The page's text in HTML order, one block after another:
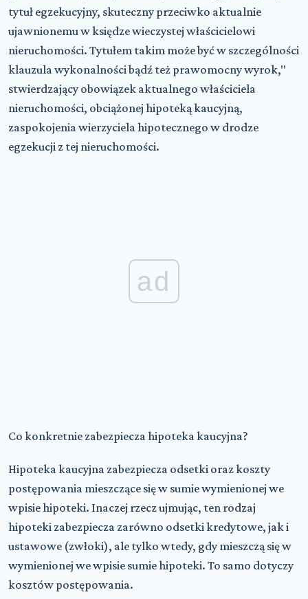
tytuł egzekucyjny, skuteczny przeciwko aktualnie
ujawnionemu w księdze wieczystej właścicielowi
nieruchomości. Tytułem takim może być w szczególności
klauzula wykonalności bądź też prawomocny wyrok,"
stwierdzający obowiązek aktualnego właściciela
nieruchomości, obciążonej hipoteką kaucyjną,
zaspokojenia wierzyciela hipotecznego w drodze
egzekucji z tej nieruchomości.
ad
Co konkretnie zabezpiecza hipoteka kaucyjna?
Hipoteka kaucyjna zabezpiecza odsetki oraz koszty
postępowania mieszczące się w sumie wymienionej we
wpisie hipoteki. Inaczej rzecz ujmując, ten rodzaj
hipoteki zabezpiecza zarówno odsetki kredytowe, jak i
ustawowe (zwłoki), ale tylko wtedy, gdy mieszczą się w
wymienionej we wpisie sumie hipoteki. To samo dotyczy
kosztów postępowania.